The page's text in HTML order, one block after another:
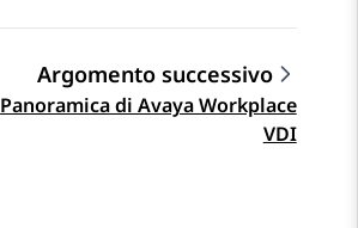
Argomento successivo
Panoramica di Avaya Workplace
VDI